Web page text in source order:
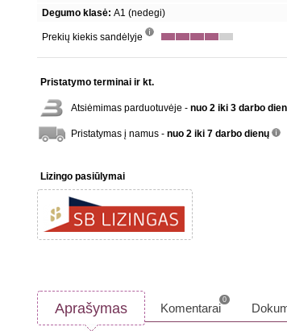
Degumo klasė: A1 (nedegi)
Prekių kiekis sandėlyje
Pristatymo terminai ir kt.
Atsiėmimas parduotuvėje - nuo 2 iki 3 darbo
Pristatymas į namus - nuo 2 iki 7 darbo dienų
Lizingo pasiūlymai
Aprašymas Komentarai
0